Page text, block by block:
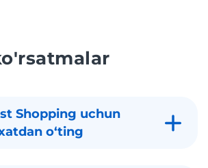
Shopping uchun
oʻting